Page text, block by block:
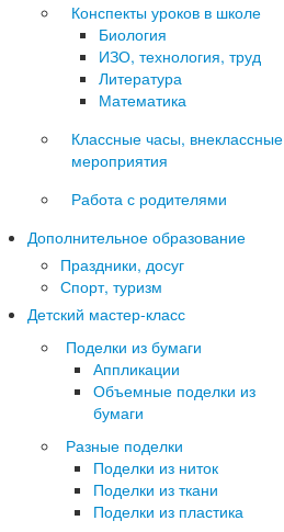
Конспекты уроков в школе
Биология
ИЗО, технология, труд
Литература
Математика
Классные часы, внеклассные
мероприятия
Работа с родителями
Дополнительное образование
Праздники, досуг
Спорт, туризм
Детский мастер-класс
Поделки из бумаги
Аппликации
Объемные поделки из
бумаги
Разные поделки
Поделки из ниток
Поделки из ткани
Поделки из пластика